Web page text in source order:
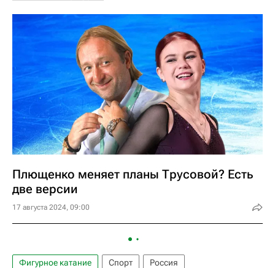
Плющенко меняет планы Трусовой? Есть
две версии
17 августа 2024, 09:00
Фигурное катание Спорт
Россия